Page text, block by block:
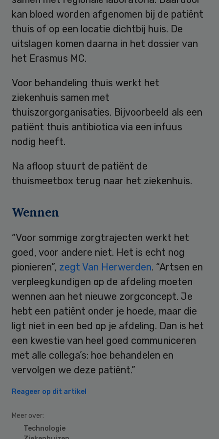
kan bloed worden afgenomen bij de patiënt
thuis of op een locatie dichtbij huis. De
uitslagen komen daarna in het dossier van
het Erasmus MC.
Voor behandeling thuis werkt het
ziekenhuis samen met
thuiszorgorganisaties. Bijvoorbeeld als een
patiënt thuis antibiotica via een infuus
nodig heeft.
Na afloop stuurt de patiënt de
thuismeetbox terug naar het ziekenhuis.
Wennen
“Voor sommige zorgtrajecten werkt het
goed, voor andere niet. Het is echt nog
pionieren”, zegt Van Herwerden. “Artsen en
verpleegkundigen op de afdeling moeten
wennen aan het nieuwe zorgconcept. Je
hebt een patiënt onder je hoede, maar die
ligt niet in een bed op je afdeling. Dan is het
een kwestie van heel goed communiceren
met alle collega’s: hoe behandelen en
vervolgen we deze patiënt.”
Reageer op dit artikel
Meer over:
Technologie